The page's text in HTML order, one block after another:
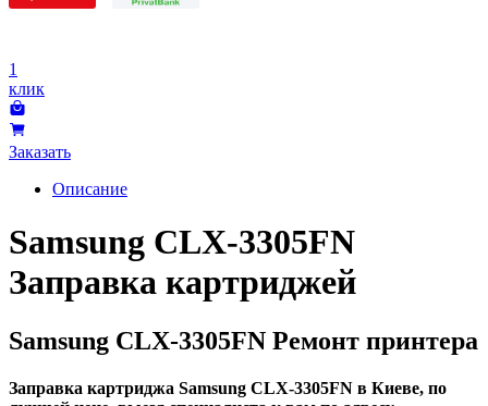
1
клик
Заказать
Описание
Samsung CLX-3305FN
Заправка картриджей
Samsung CLX-3305FN Ремонт принтера
Заправка картриджа Samsung CLX-3305FN в Киеве, по